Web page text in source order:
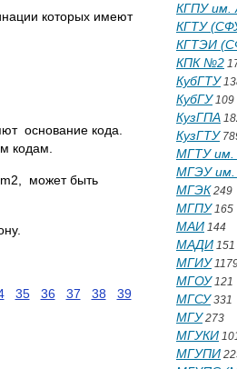
которых имеют
основание кода.
кодам.
может быть
35 36 37 38
39
КГПУ им.
КГТУ
КГТЭИ
КПК №2
КубГТУ
КубГУ109
КузГПА
КузГТУ
МГТУ им.
МГЭУ им.
МГЭК 249
МГПУ165
МАИ 144
МАДИ 151
МГИУ
МГОУ121
МГСУ331
МГУ273
МГУКИ
МГУПИ